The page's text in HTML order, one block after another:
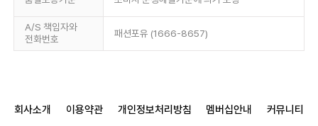
A/S 책임자와
전화번호
패션포유 (1666-8657)
회사소개 이용약관 개인정보처리방침 멤버십안내 커뮤니티